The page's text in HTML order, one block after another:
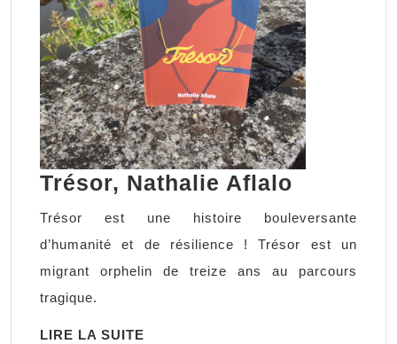
Trésor, Nathalie Aflalo
Nathalie
Aflalo
Trésor est une histoire bouleversante
d’humanité et de résilience ! Trésor est un
migrant orphelin de treize ans au parcours
tragique.
LIRE LA SUITE